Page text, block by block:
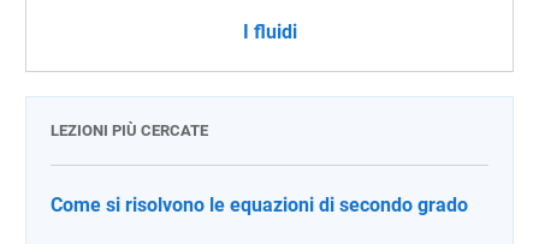
I fluidi
LEZIONI PIÙ CERCATE
Come si risolvono le equazioni di secondo grado